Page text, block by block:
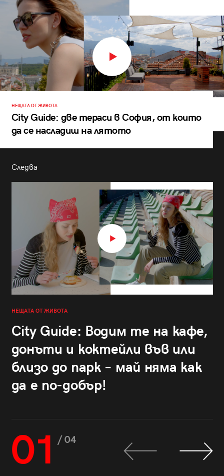
НЕЩАТА ОТ ЖИВОТА
City Guide: две тераси в София, от които
да се насладиш на лятото
Следва
НЕЩАТА ОТ ЖИВОТА
City Guide: Водим те на кафе,
донъти и коктейли във или
близо до парк – май няма как
да е по-добър!
01 / 04